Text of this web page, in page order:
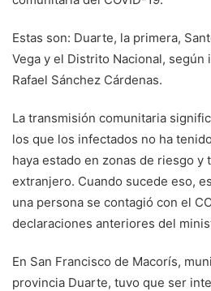
Estas son: Duarte, la primera,
Vega y el Distrito Nacional,
Rafael Sánchez Cárdenas.
La transmisión comunitaria
los que los infectados no ha
haya estado en zonas de riesgo y
extranjero. Cuando sucede eso,
una persona se contagió con el
declaraciones anteriores del
En San Francisco de Macorís,
provincia Duarte, tuvo que ser